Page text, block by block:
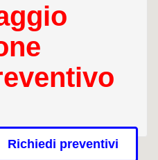
preventivi